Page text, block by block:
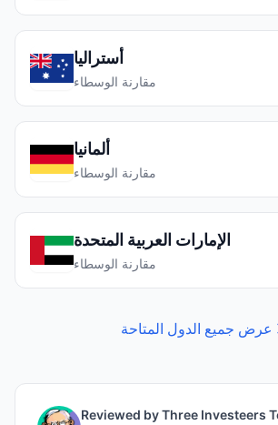
أستراليا
مقارنة الوسطاء
ألمانيا
مقارنة الوسطاء
الإمارات العربية المتحدة
مقارنة الوسطاء
عرض جميع الدول المتاحة
Reviewed byThree Investeers